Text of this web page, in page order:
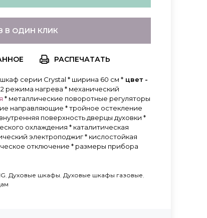
В ОДИН КЛИК
РАСПЕЧАТАТЬ
серии Crystal * ширина 60 см * цвет -
режима нагрева * механический
* металлические поворотные регуляторы
направляющие * тройное остекление
поверхность дверцы духовки *
охлаждения * каталитическая
электроподжиг * кислостойкая
отключение * размеры прибора
, Духовые шкафы, Духовые шкафы газовые,